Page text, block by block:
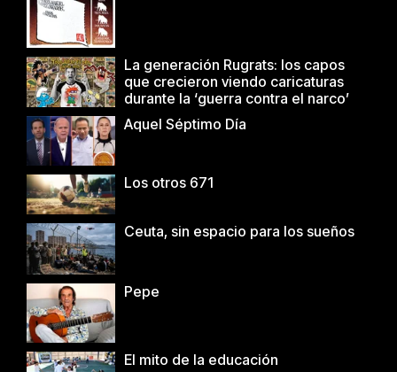
La generación Rugrats: los capos
que crecieron viendo caricaturas
durante la ‘guerra contra el narco’
Aquel Séptimo Día
Los otros 671
Ceuta, sin espacio para los sueños
Pepe
El mito de la educación